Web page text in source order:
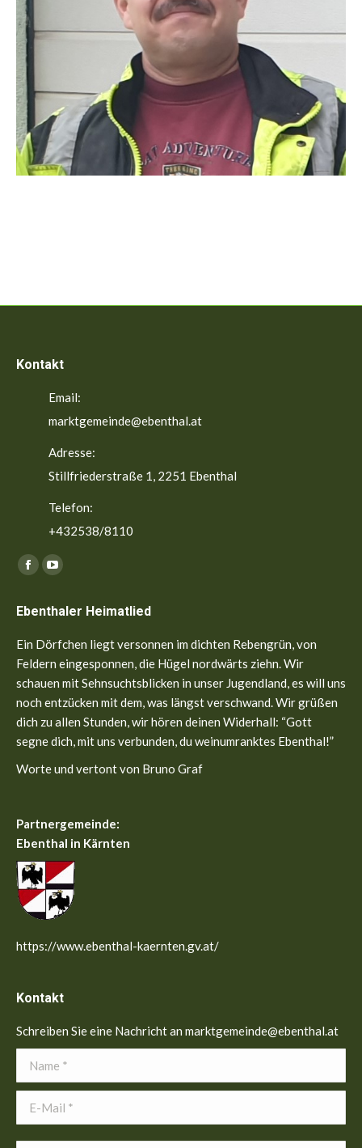
Kontakt
Email:
marktgemeinde@ebenthal.at
Adresse:
Stillfriederstraße 1, 2251 Ebenthal
Telefon:
+432538/8110
Finden Sie uns auf:
Facebook
opens
in
new
window
YouTube
opens
in
new
window
Ebenthaler Heimatlied
Ein Dörfchen liegt versonnen im dichten Rebengrün, von
Feldern eingesponnen, die Hügel nordwärts ziehn. Wir
schauen mit Sehnsuchtsblicken in unser Jugendland, es will uns
noch entzücken mit dem, was längst verschwand. Wir grüßen
dich zu allen Stunden, wir hören deinen Widerhall: “Gott
segne dich, mit uns verbunden, du weinumranktes Ebenthal!”
Worte und vertont von Bruno Graf
Partnergemeinde:
Ebenthal in Kärnten
https://www.ebenthal-kaernten.gv.at/
Kontakt
Schreiben Sie eine Nachricht an marktgemeinde@ebenthal.at
Name *
E-Mail *